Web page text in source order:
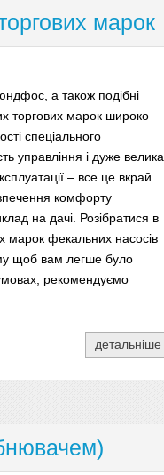
марок
а також подібні
торгових марок широко
спеціального
управління і дуже велика
– все це вкрай
комфорту
на дачі. Розібратися в
марок фекальних насосів
щоб вам легше було
рекомендуємо
детальніше